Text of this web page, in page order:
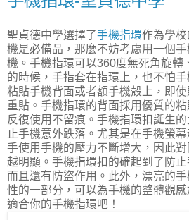
聖貞德中學選擇了手機指環作為學
機是必備品，那麼不妨考慮用一個
機。手機指環可以360度無死角旋轉
的時候，手指套在指環上，也不怕
粘貼手機背面或者額手機殼上，即使
重貼。手機指環的背面採用優質的
反復使用不留痕。手機指環扣誕生
止手機意外跌落。尤其是在手機螢
手使用手機的壓力不斷增大，因此
越明顯。手機指環扣的確起到了防止
而且還有防盜作用。此外，漂亮的
性的一部分，可以為手機的整體觀
適合你的手機指環吧！